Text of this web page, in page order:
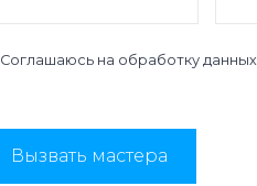
Соглашаюсь на обработку данных
Вызвать мастера